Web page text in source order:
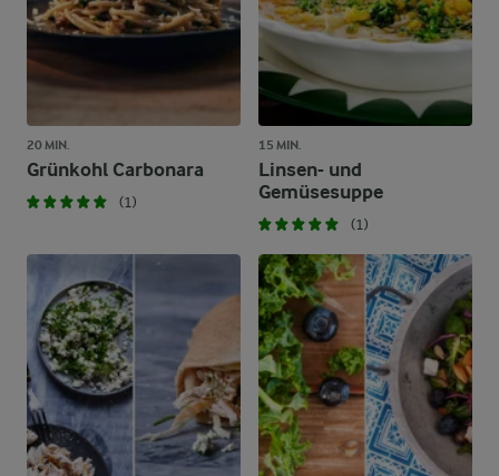
20 MIN.
Grünkohl Carbonara
(1)
15 MIN.
Linsen- und
Gemüsesuppe
(1)